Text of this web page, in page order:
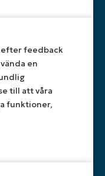
feedback
en
till att våra
funktioner,